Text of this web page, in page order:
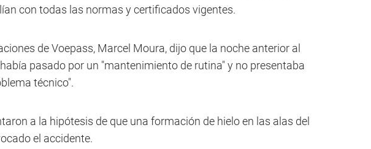
con todas las normas y certificados vigentes.
de Voepass, Marcel Moura, dijo que la noche anterior al
pasado por un "mantenimiento de rutina" y no presentaba
técnico".
a la hipótesis de que una formación de hielo en las alas del
el accidente.